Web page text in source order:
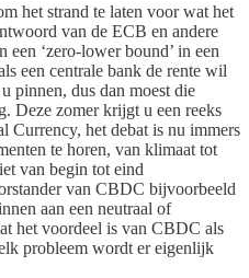
het strand te laten voor wat het
van de ECB en andere
een ‘zero-lower bound’ in een
een centrale bank de rente wil
pinnen, dus dan moest die
Deze zomer krijgt u een reeks
Currency, het debat is nu immers
te horen, van klimaat tot
van begin tot eind
van CBDC bijvoorbeeld
aan een neutraal of
het voordeel is van CBDC als
probleem wordt er eigenlijk